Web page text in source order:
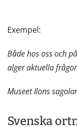
Exempel:
Både hos oss och på
alger aktuella
Museet Ilons
Svenska